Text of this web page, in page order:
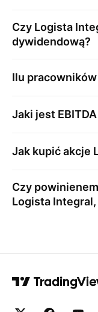
Czy Logista
dywidendową?
Ilu pracowników
Jaki jest
Jak kupić akcje
Czy
Logista Integral,